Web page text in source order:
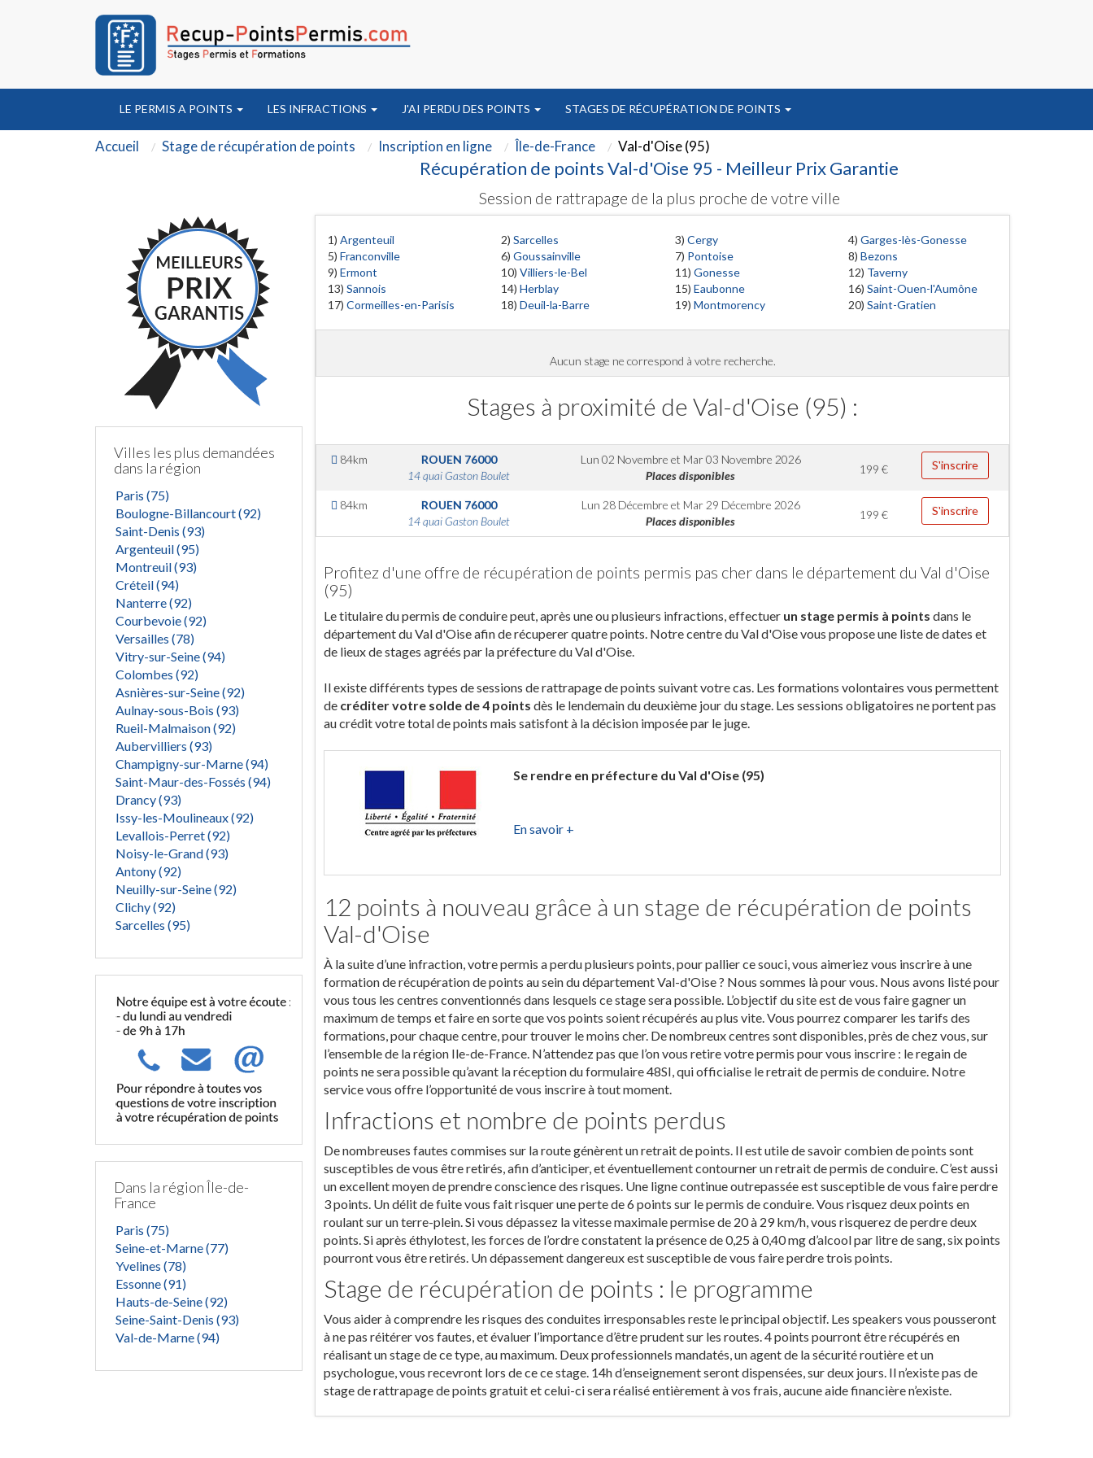
LE PERMIS A POINTS LES INFRACTIONS J'AI PERDU DES POINTS STAGES DE RÉCUPÉRATION DE POINTS
Accueil Stage de récupération de points Inscription en ligne Île-de-France Val-d'Oise (95)
Récupération de points Val-d'Oise 95 - Meilleur Prix Garantie
Session de rattrapage de la plus proche de votre ville
Villes les plus demandées
dans la région
Paris (75)
Boulogne-Billancourt (92)
Saint-Denis (93)
Argenteuil (95)
Montreuil (93)
Créteil (94)
Nanterre (92)
Courbevoie (92)
Versailles (78)
Vitry-sur-Seine (94)
Colombes (92)
Asnières-sur-Seine (92)
Aulnay-sous-Bois (93)
Rueil-Malmaison (92)
Aubervilliers (93)
Champigny-sur-Marne (94)
Saint-Maur-des-Fossés (94)
Drancy (93)
Issy-les-Moulineaux (92)
Levallois-Perret (92)
Noisy-le-Grand (93)
Antony (92)
Neuilly-sur-Seine (92)
Clichy (92)
Sarcelles (95)
Dans la région Île-de-
France
Paris (75)
Seine-et-Marne (77)
Yvelines (78)
Essonne (91)
Hauts-de-Seine (92)
Seine-Saint-Denis (93)
Val-de-Marne (94)
1) Argenteuil 2)Sarcelles 3) Cergy 4) Garges-lès-Gonesse
5) Franconville 6)Goussainville 7) Pontoise 8) Bezons
9) Ermont 10)Villiers-le-Bel 11) Gonesse 12) Taverny
13) Sannois 14)Herblay 15) Eaubonne 16) Saint-Ouen-l'Aumône
17) Cormeilles-en-Parisis 18)Deuil-la-Barre 19) Montmorency 20) Saint-Gratien
Aucun stage ne correspond à votre recherche.
Stages à proximité de Val-d'Oise (95) :
84km ROUEN 76000
14 quai Gaston Boulet
Lun 02 Novembre et Mar 03 Novembre 2026
Places disponibles
199 € S'inscrire
84km ROUEN 76000
14 quai Gaston Boulet
Lun 28 Décembre et Mar 29 Décembre 2026
Places disponibles
199 € S'inscrire
Profitez d'une offre de récupération de points permis pas cher dans le département du Val d'Oise
(95)
Le titulaire du permis de conduire peut, après une ou plusieurs infractions, effectuer un stage permis à points dans le
département du Val d'Oise afin de récuperer quatre points. Notre centre du Val d'Oise vous propose une liste de dates et
de lieux de stages agréés par la préfecture du Val d'Oise.
Il existe différents types de sessions de rattrapage de points suivant votre cas. Les formations volontaires vous permettent
de créditer votre solde de 4 points dès le lendemain du deuxième jour du stage. Les sessions obligatoires ne portent pas
au crédit votre total de points mais satisfont à la décision imposée par le juge.
Se rendre en préfecture du Val d'Oise (95)
En savoir +
12 points à nouveau grâce à un stage de récupération de points
Val-d'Oise
À la suite d’une infraction, votre permis a perdu plusieurs points, pour pallier ce souci, vous aimeriez vous inscrire à une
formation de récupération de points au sein du département Val-d'Oise ? Nous sommes là pour vous. Nous avons listé pour
vous tous les centres conventionnés dans lesquels ce stage sera possible. L’objectif du site est de vous faire gagner un
maximum de temps et faire en sorte que vos points soient récupérés au plus vite. Vous pourrez comparer les tarifs des
formations, pour chaque centre, pour trouver le moins cher. De nombreux centres sont disponibles, près de chez vous, sur
l’ensemble de la région Ile-de-France. N’attendez pas que l’on vous retire votre permis pour vous inscrire : le regain de
points ne sera possible qu’avant la réception du formulaire 48SI, qui officialise le retrait de permis de conduire. Notre
service vous offre l’opportunité de vous inscrire à tout moment.
Infractions et nombre de points perdus
De nombreuses fautes commises sur la route génèrent un retrait de points. Il est utile de savoir combien de points sont
susceptibles de vous être retirés, afin d’anticiper, et éventuellement contourner un retrait de permis de conduire. C’est aussi
un excellent moyen de prendre conscience des risques. Une ligne continue outrepassée est susceptible de vous faire perdre
3 points. Un délit de fuite vous fait risquer une perte de 6 points sur le permis de conduire. Vous risquez deux points en
roulant sur un terre-plein. Si vous dépassez la vitesse maximale permise de 20 à 29 km/h, vous risquerez de perdre deux
points. Si après éthylotest, les forces de l’ordre constatent la présence de 0,25 à 0,40 mg d’alcool par litre de sang, six points
pourront vous être retirés. Un dépassement dangereux est susceptible de vous faire perdre trois points.
Stage de récupération de points : le programme
Vous aider à comprendre les risques des conduites irresponsables reste le principal objectif. Les speakers vous pousseront
à ne pas réitérer vos fautes, et évaluer l’importance d’être prudent sur les routes. 4 points pourront être récupérés en
réalisant un stage de ce type, au maximum. Deux professionnels mandatés, un agent de la sécurité routière et un
psychologue, vous recevront lors de ce ce stage. 14h d’enseignement seront dispensées, sur deux jours. Il n’existe pas de
stage de rattrapage de points gratuit et celui-ci sera réalisé entièrement à vos frais, aucune aide financière n’existe.